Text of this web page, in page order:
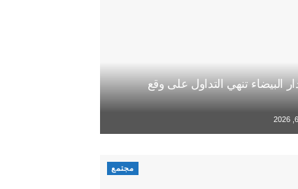
البيضاء تنهي التداول على وقع
مجتمع